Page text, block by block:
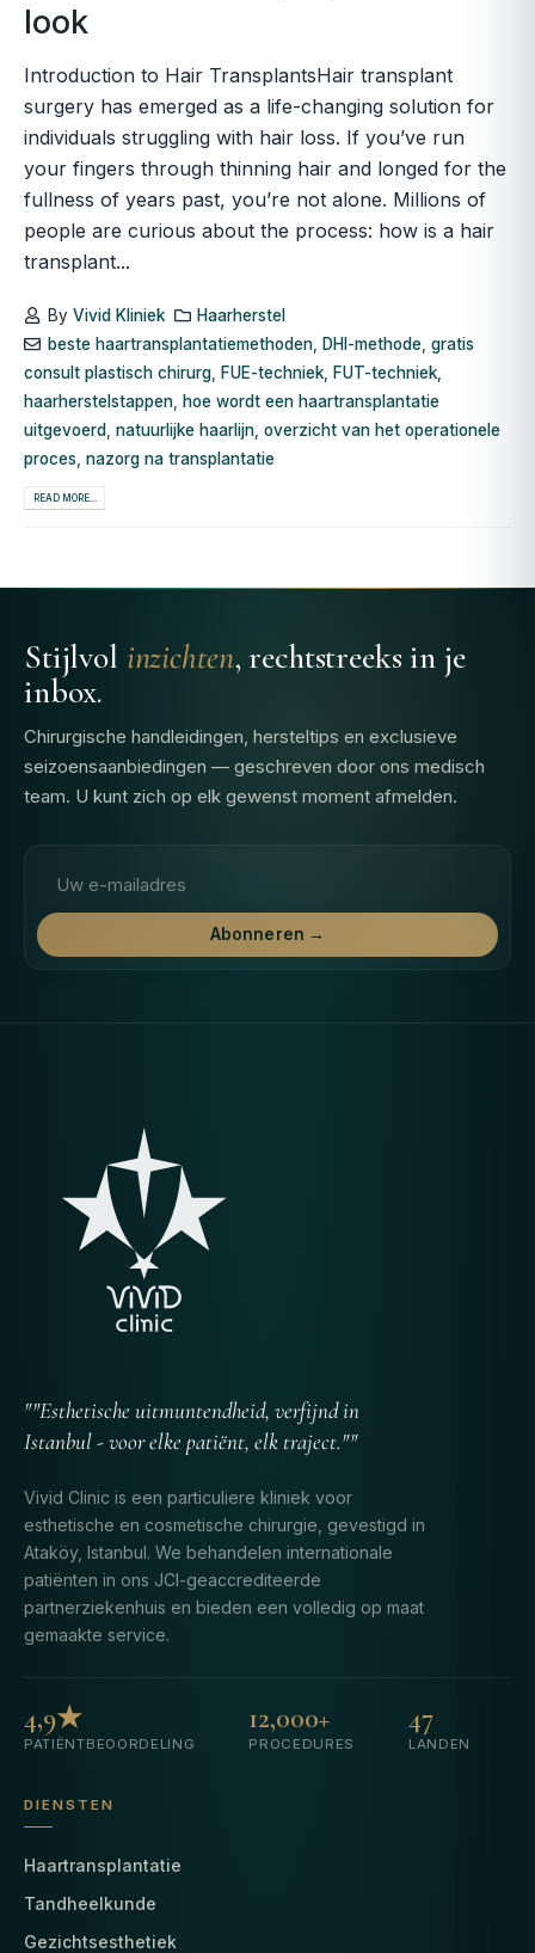
look
Introduction to Hair TransplantsHair transplant
surgery has emerged as a life-changing solution for
individuals struggling with hair loss. If you’ve run
your fingers through thinning hair and longed for the
fullness of years past, you’re not alone. Millions of
people are curious about the process: how is a hair
transplant...
By Vivid Kliniek
Haarherstel
beste haartransplantatiemethoden, DHI-methode, gratis
consult plastisch chirurg
FUE-techniek FUT-techniek
haarherstelstappen
hoe wordt een haartransplantatie
uitgevoerd
natuurlijke haarlijn overzicht van het operationele
proces nazorg na transplantatie
READ MORE...
Stijlvol inzichten, rechtstreeks in je
inbox.
Chirurgische handleidingen, hersteltips en exclusieve
seizoensaanbiedingen — geschreven door ons medisch
team. U kunt zich op elk gewenst moment afmelden.
Abonneren →
""Esthetische uitmuntendheid, verfijnd in
Istanbul - voor elke patiënt, elk traject.""
Vivid Clinic is een particuliere kliniek voor
esthetische en cosmetische chirurgie, gevestigd in
Ataköy, Istanbul. We behandelen internationale
patiënten in ons JCI-geaccrediteerde
partnerziekenhuis en bieden een volledig op maat
gemaakte service.
4,9★
PATIËNTBEOORDELING
12,000+
PROCEDURES
47
LANDEN
DIENSTEN
Haartransplantatie
Tandheelkunde
Gezichtsesthetiek